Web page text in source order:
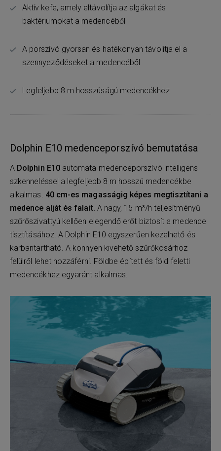
Aktív kefe, amely eltávolítja az algákat és
baktériumokat a medencéből
A porszívó gyorsan és hatékonyan távolítja el a
szennyeződéseket a medencéből
Legfeljebb 8 m hosszúságú medencékhez
Dolphin E10 medenceporszívó bemutatása
A Dolphin E10automata medenceporszívó intelligens
szkenneléssel a legfeljebb 8 m hosszú medencékbe
alkalmas. 40 cm-es magasságig képes megtisztítani a
medence alját és falait. A nagy, 15 m³/h teljesítményű
szűrőszivattyú kellően elegendő erőt biztosít a medence
tisztításához. A Dolphin E10 egyszerűen kezelhető és
karbantartható. A könnyen kivehető szűrőkosárhoz
felülről lehet hozzáférni. Földbe épített és föld feletti
medencékhez egyaránt alkalmas.